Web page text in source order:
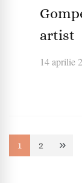
artist
14 aprilie
Page
1 Page
2